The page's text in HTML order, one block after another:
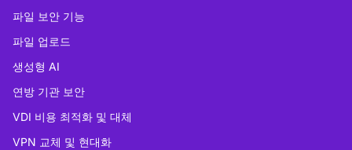
파일 보안 기능
파일 업로드
생성형 AI
연방 기관 보안
VDI 비용 최적화 및 대체
VPN 교체 및 현대화